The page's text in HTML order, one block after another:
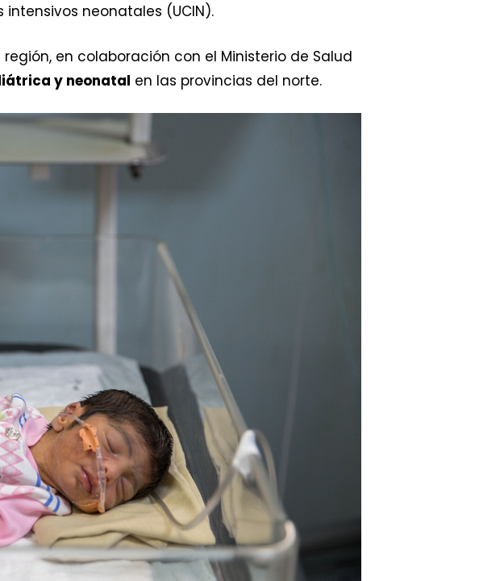
neonatales (UCIN).
en colaboración con el Ministerio de Salud
y neonatal en las provincias del norte.